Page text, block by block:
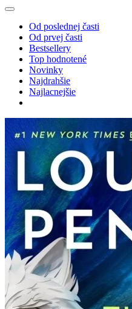
Od poslednej časti
Od prvej časti
Bestsellery
Top hodnotené
Novinky
Najdrahšie
Najlacnejšie